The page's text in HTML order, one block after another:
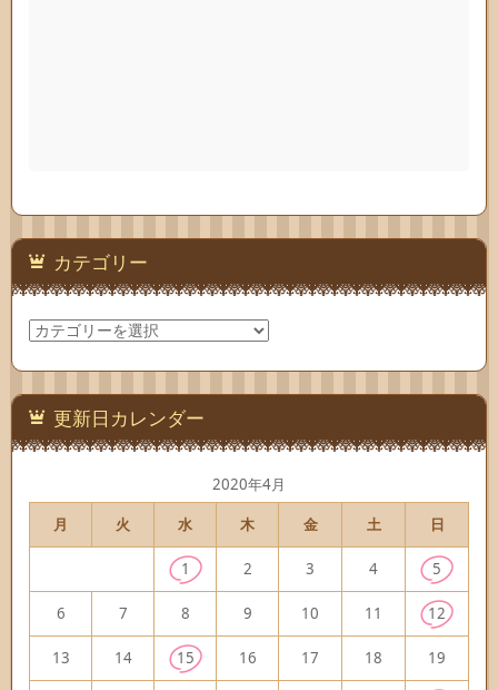
カテゴリー
カ
ゴ
リ
ー 更新日カレンダー
2020年4月
月
火 水 木 金 土 日
1 2 3 4 5
6 7 8 9 10 11 12
13 14 15 16 17 18 19